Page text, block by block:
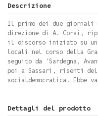
Descrizione
Il primo dei due
direzione di A. Corsi,
il discorso iniziato su
locali nel corso della
seguito da 'Sardegna,
poi a Sassari, risentì
socialdemocratica. Ebbe
Dettagli del prodotto